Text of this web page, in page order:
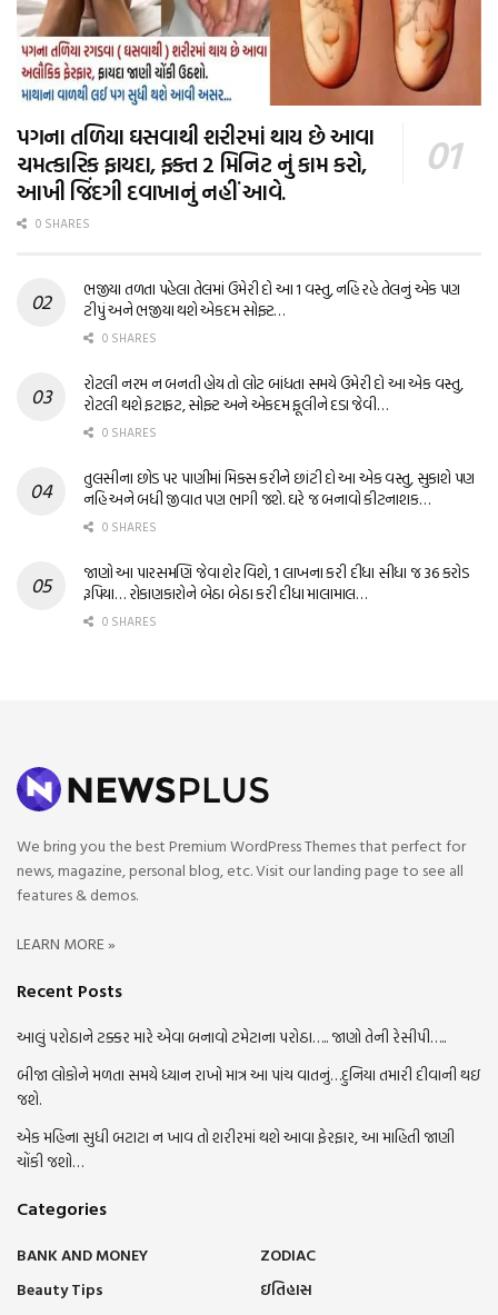
પગના તળિયા ઘસવાથી શરીરમાં થાય છે આવા
ચમત્કારિક ફાયદા, ફક્ત 2 મિનિટ નું કામ કરો,
આખી જિંદગી દવાખાનું નહીં આવે.
0 SHARES
ભજીયા તળતા પહેલા તેલમાં ઉમેરી દો આ 1 વસ્તુ, નહિ રહે તેલનું એક પણ
ટીપું અને ભજીયા થશે એકદમ સોફ્ટ…
0 SHARES
રોટલી નરમ ન બનતી હોય તો લોટ બાંધતા સમયે ઉમેરી દો આ એક વસ્તુ,
રોટલી થશે ફટાફટ, સોફ્ટ અને એકદમ ફૂલીને દડા જેવી…
0 SHARES
તુલસીના છોડ પર પાણીમાં મિક્સ કરીને છાંટી દો આ એક વસ્તુ, સુકાશે પણ
નહિ અને બધી જીવાત પણ ભાગી જશે. ઘરે જ બનાવો કીટનાશક…
0 SHARES
જાણો આ પારસમણિ જેવા શેર વિશે, 1 લાખના કરી દીધા સીધા જ 36 કરોડ
રૂપિયા… રોકાણકારોને બેઠા બેઠા કરી દીધા માલામાલ…
0 SHARES
We bring you the best Premium WordPress Themes that perfect for
news, magazine, personal blog, etc. Visit our landing page to see all
features & demos.
LEARN MORE »
Recent Posts
આલું પરોઠાને ટક્કર મારે એવા બનાવો ટમેટાના પરોઠા….. જાણો તેની રેસીપી…..
બીજા લોકોને મળતા સમયે ધ્યાન રાખો માત્ર આ પાંચ વાતનું…દુનિયા તમારી દીવાની થઇ
જશે.
એક મહિના સુધી બટાટા ન ખાવ તો શરીરમાં થશે આવા ફેરફાર, આ માહિતી જાણી
ચોંકી જશો…
Categories
BANK AND MONEY
Beauty Tips
ZODIAC
ઇતિહાસ